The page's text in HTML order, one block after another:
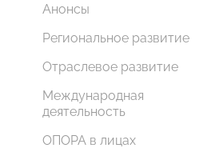
Анонсы
Региональное развитие
Отраслевое развитие
Международная
деятельность
ОПОРА в лицах